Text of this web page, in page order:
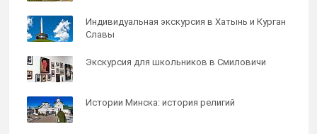
Индивидуальная экскурсия в Хатынь и Курган
Славы
Экскурсия для школьников в Смиловичи
Истории Минска: история религий